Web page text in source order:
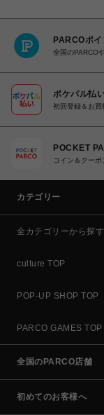
PARCOポイ
全国のPARCO
ポケパル払
初回登録＆お
POCKET
コイン＆クー
カテゴリー
全カテゴリーから探す
culture TOP
POP-UP SHOP TOP
PARCO GAMES TOP
全国のPARCO店舗
初めてのお客様へ